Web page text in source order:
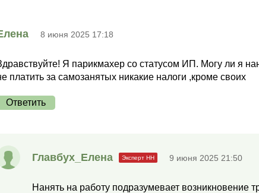
8 июня 2025 17:18
Я парикмахер со статусом ИП. Могу ли я
платить за самозанятых никакие налоги ,кроме своих
Ответить
Главбух_Елена 9 июня 2025 21:50
Нанять на работу подразумевает